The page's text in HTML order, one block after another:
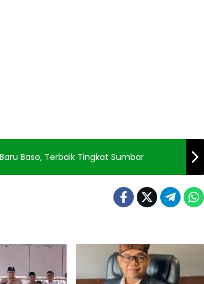
Baso, Terbaik Tingkat Sumbar